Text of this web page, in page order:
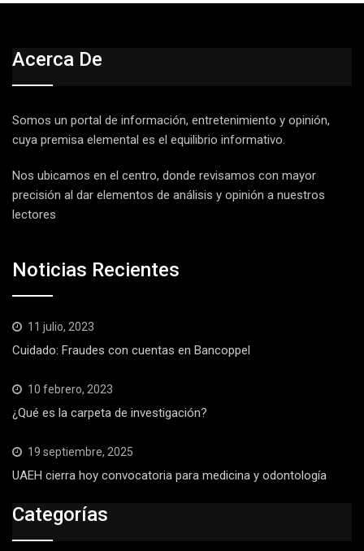
Acerca De
Somos un portal de información, entretenimiento y opinión,
cuya premisa elemental es el equilibrio informativo.
Nos ubicamos en el centro, donde revisamos con mayor
precisión al dar elementos de análisis y opinión a nuestros
lectores
Noticias Recientes
11 julio, 2023
Cuidado: Fraudes con cuentas en Bancoppel
10 febrero, 2023
¿Qué es la carpeta de investigación?
19 septiembre, 2025
UAEH cierra hoy convocatoria para medicina y odontología
Categorías